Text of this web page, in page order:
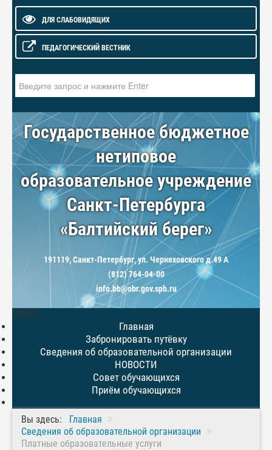
ДЛЯ СЛАБОВИДЯЩИХ
ПЕДАГОГИЧЕСКИЙ ВЕСТНИК
Государственное бюджетное
нетиповое
образовательное учреждение
Санкт-Петербурга
«Балтийский берег»
191119, Санкт-Петербург, ул. Черняховского д.49 А
(812) 764-04-00
info.bb@obr.gov.spb.ru
МЕНЮ
Главная
Забронировать путёвку
Сведения об образовательной организации
НОВОСТИ
Совет обучающихся
Приём обучающихся
Вы здесь:
Главная
Сведения об образовательной организации
Платные образовательные услуги